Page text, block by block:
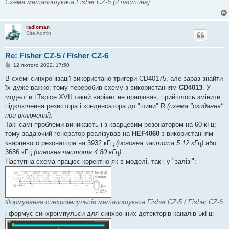
Схема металошукача Fisher CZ-6 (2 частина)
radioman
Site Admin
Re: Fisher CZ-5 / Fisher CZ-6
П
в
д
о
м
л
е
н
я
12 лютого 2022, 17:50
В схемі синхронізації використано тригери CD40175, але зараз знайти
їх дуже важко; тому переробив схему з використанням CD4013. У
моделі в LTspice XVII такий варіант не працював; прийшлось змінити
підключення резистора і конденсатора до "шини" R (схема "скидання"
при включенні).
Такі самі проблеми виникають і з кварцевим резонатором на 60 кГц;
тому задаючий генератор реалізував на HEF4060 з використанням
кварцевого резонатора на 3932 кГц (основна частота 5.12 кГц) або
3686 кГц (основна частота 4.80 кГц).
Наступна схема працює коректно як в моделі, так і у "залізі":
Формування синхроімпульсів металошукача Fisher CZ-5 / Fisher CZ-6
і формує синхроімпульси для синхронних детекторів каналів 5кГц: